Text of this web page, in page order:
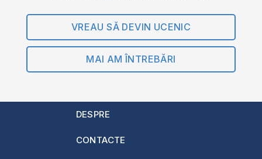
VREAU SĂ DEVIN UCENIC
MAI AM ÎNTREBĂRI
DESPRE
CONTACTE